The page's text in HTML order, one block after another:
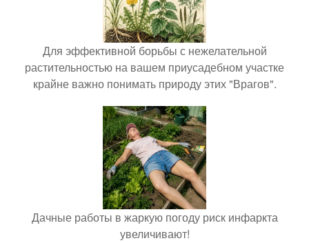
Для эффективной борьбы с нежелательной
растительностью на вашем приусадебном участке
крайне важно понимать природу этих "Врагов".
Дачные работы в жаркую погоду риск инфаркта
увеличивают!